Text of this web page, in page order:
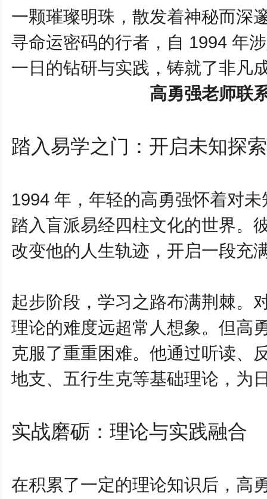
一颗璀璨明珠，散发着神秘而深
寻命运密码的行者，自 1994 年
一日的钻研与实践，铸就了非凡
高勇强老师联
踏入易学之门：开启未知探索
1994 年，年轻的高勇强怀着对未
踏入盲派易经四柱文化的世界。
改变他的人生轨迹，开启一段充
起步阶段，学习之路布满荆棘。
理论的难度远超常人想象。但高
克服了重重困难。他通过听读、
地支、五行生克等基础理论，为
实战磨砺：理论与实践融合
在积累了一定的理论知识后， 高